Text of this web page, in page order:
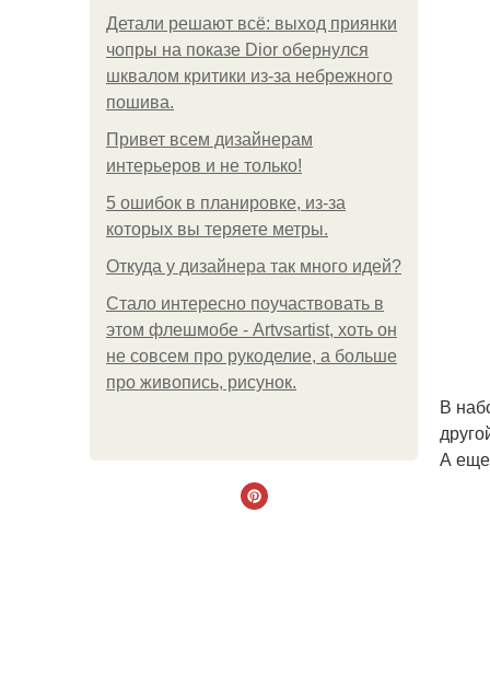
Детали решают всё: выход приянки
чопры на показе Dior обернулся
шквалом критики из-за небрежного
пошива.
Привет всем дизайнерам
интерьеров и не только!
5 ошибок в планировке, из-за
которых вы теряете метры.
Откуда у дизайнера так много идей?
Стало интересно поучаствовать в
этом флешмобе - Artvsartist, хоть он
не совсем про рукоделие, а больше
про живопись, рисунок.
В
А еще